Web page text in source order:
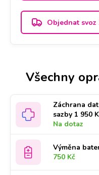
Objednat svoz
Všechny
Záchrana
sazby 1 950
Na dotaz
Výměna
750 Kč